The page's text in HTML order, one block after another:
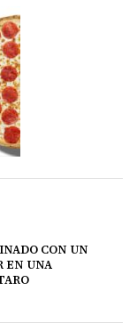
CON UN
EN UNA